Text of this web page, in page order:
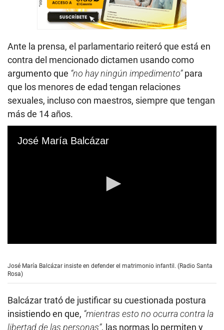
Ante la prensa, el parlamentario reiteró que está en
contra del mencionado dictamen usando como
argumento que “no hay ningún impedimento”para
que los menores de edad tengan relaciones
sexuales, incluso con maestros, siempre que tengan
más de 14 años.
José María Balcázar
e
c
d
s
o
f
4
José María Balcázar insiste en defender el matrimonio infantil. (Radio Santa
Rosa)
Balcázar trató de justificar su cuestionada postura
insistiendo en que, “mientras esto no ocurra contra la
libertad de las personas”, las normas lo permiten y